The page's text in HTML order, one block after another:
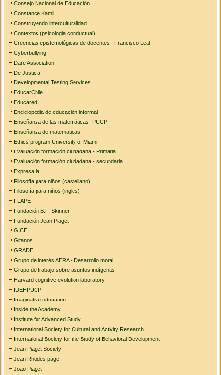
Consejo Nacional de Educación
Constance Kamii
Construyendo interculturalidad
Contextos (psicologia conductual)
Creencias epistemológicas de docentes - Francisco Leal
Cyberbullying
Dare Association
De Justicia
Developmental Testing Services
EducarChile
Educared
Enciclopedia de educación informal
Enseñanza de las matemáticas -PUCP
Enseñanza de matematicas
Ethics program University of Miami
Evaluación formación ciudadana - Primaria
Evaluación formación ciudadana - secundaria
Expresa.la
Filosofía para niños (castellano)
Filosofía para niños (inglés)
FLAPE
Fundación B.F. Skinner
Fundación Jean Piaget
GICE
Gitanos
GRADE
Grupo de interés AERA - Desarrollo moral
Grupo de trabajo sobre asuntos indígenas
Harvard cognitive evolution laboratory
IDEHPUCP
Imaginative education
Inside the Academy
Institute for Advanced Study
International Society for Cultural and Activity Research
International Society for the Study of Behavioral Development
Jean Piaget Society
Jean Rhodes page
Joao Piaget